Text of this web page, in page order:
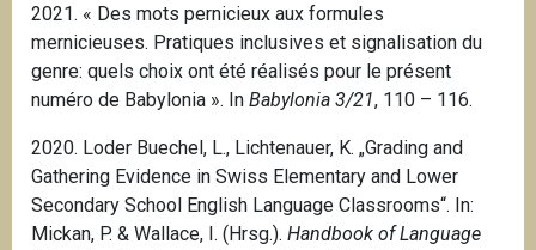
2021. « Des mots pernicieux aux formules
mernicieuses. Pratiques inclusives et signalisation du
genre: quels choix ont été réalisés pour le présent
numéro de Babylonia ». In Babylonia 3/21, 110 – 116.
2020. Loder Buechel, L., Lichtenauer, K. „Grading and
Gathering Evidence in Swiss Elementary and Lower
Secondary School English Language Classrooms“. In:
Mickan, P. & Wallace, I. (Hrsg.). Handbook of Language